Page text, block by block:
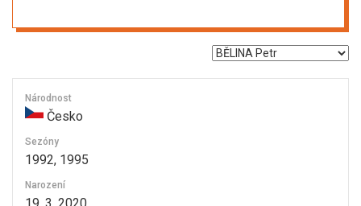
Národnost
Česko
Sezóny
1992, 1995
Narození